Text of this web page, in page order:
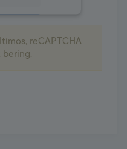
Consent
reCAPTCHA